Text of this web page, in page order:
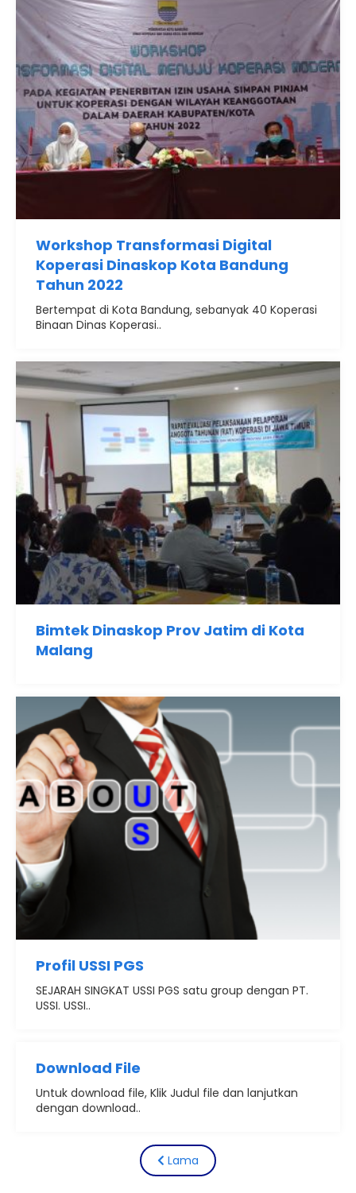
Workshop Transformasi Digital
Koperasi Dinaskop Kota Bandung
Tahun 2022
Bertempat di Kota Bandung, sebanyak 40 Koperasi
Binaan Dinas Koperasi..
Bimtek Dinaskop Prov Jatim di Kota
Malang
Profil USSI PGS
SEJARAH SINGKAT USSI PGS satu group dengan PT.
USSI. USSI..
Download File
Untuk download file, Klik Judul file dan lanjutkan
dengan download..
Lama